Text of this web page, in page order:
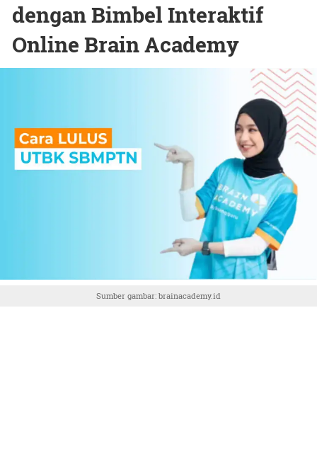
dengan Bimbel Interaktif
Online Brain Academy
Sumber gambar: brainacademy.id